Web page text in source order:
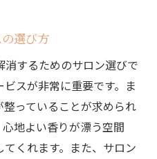
選び方
するためのサロン選びで
スが非常に重要です。ま
っていることが求められ
地よい香りが漂う空間
くれます。また、サロン